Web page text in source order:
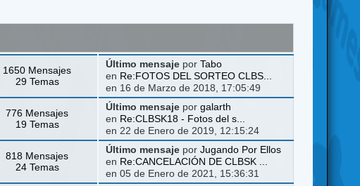
1650 Mensajes
29 Temas
Último mensajepor Tabo
en Re:FOTOS DEL SORTEO CLBS...
en 16 de Marzo de 2018, 17:05:49
776 Mensajes
19 Temas
Último mensajepor galarth
en Re:CLBSK18 - Fotos del s...
en 22 de Enero de 2019, 12:15:24
818 Mensajes
24 Temas
Último mensajepor Jugando Por Ellos
en Re:CANCELACIÓN DE CLBSK ...
en 05 de Enero de 2021, 15:36:31